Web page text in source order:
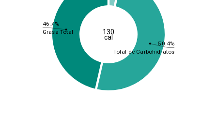
50.4%
46.7%
Total de Carbohidratos
Grasa Total 130
cal